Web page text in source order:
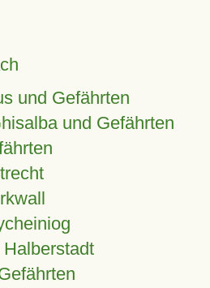
und Gefährten
und Gefährten